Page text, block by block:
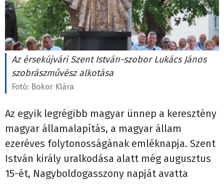
Az érsekújvári Szent István-szobor Lukács János
szobrászművész alkotása
Fotó: Bokor Klára
Az egyik legrégibb magyar ünnep a keresztény
magyar államalapítás, a magyar állam
ezeréves folytonosságának emléknapja. Szent
István király uralkodása alatt még augusztus
15-ét, Nagyboldogasszony napját avatta